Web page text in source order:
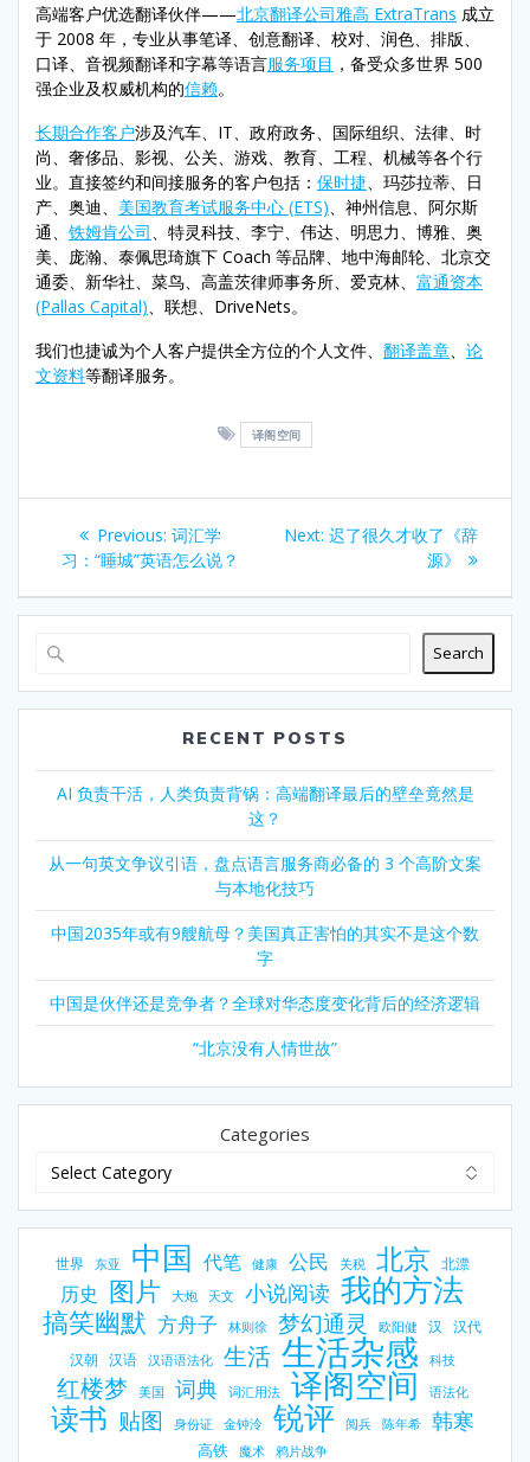
高端客户优选翻译伙伴——北京翻译公司雅高 ExtraTrans 成立
于 2008 年，专业从事笔译、创意翻译、校对、润色、排版、
口译、音视频翻译和字幕等语言服务项目 ，备受众多世界 500
强企业及权威机构的信赖。
长期合作客户涉及汽车、IT、政府政务、国际组织、法律、时
尚、奢侈品、影视、公关、游戏、教育、工程、机械等各个行
业。直接签约和间接服务的客户包括： 保时捷 、玛莎拉蒂、日
产、奥迪、 美国教育考试服务中心 (ETS) 、神州信息、阿尔斯
通、 铁姆肯公司
、特灵科技、李宁、伟达、明思力、博雅、奥
美、庞瀚、泰佩思琦旗下 Coach 等品牌、地中海邮轮、北京交
通委、新华社、菜鸟、高盖茨律师事务所、爱克林、 富通资本
(Pallas Capital) 、联想、DriveNets。
我们也捷诚为个人客户提供全方位的个人文件、 翻译盖章
论
文资料等翻译服务。
译阁空间
Post
navigation
Previous: Previous
post:
词汇学
习：“睡城”英语怎么说？
Next: Next
迟了很久才收了《辞
源》
Search
RECENT POSTS
AI 负责干活，人类负责背锅：高端翻译最后的壁垒竟然是
这？
从一句英文争议引语，盘点语言服务商必备的 3 个高阶文案
与本地化技巧
中国2035年或有9艘航母？美国真正害怕的其实不是这个数
字
中国是伙伴还是竞争者？全球对华态度变化背后的经济逻辑
“北京没有人情世故”
Categories
世界 东亚 中国 代笔 健康 公民 关税 北京 北漂
历史 图片 大炮 天文 小说阅读 我的方法
搞笑幽默 方舟子 林则徐 梦幻通灵 欧阳健 汉 汉代
汉朝 汉语 汉语语法化 生活 生活杂感 科技
红楼梦 美国 词典 词汇用法 译阁空间 语法化
读书 贴图 身份证 金钟泠 锐评 阅兵 陈年希 韩寒
高铁 魔术 鸦片战争